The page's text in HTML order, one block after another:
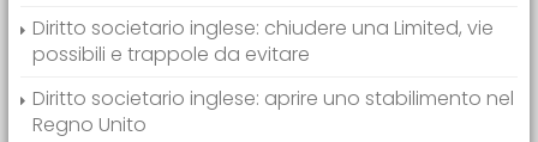
Diritto societario inglese: chiudere una Limited, vie
possibili e trappole da evitare
Diritto societario inglese: aprire uno stabilimento nel
Regno Unito